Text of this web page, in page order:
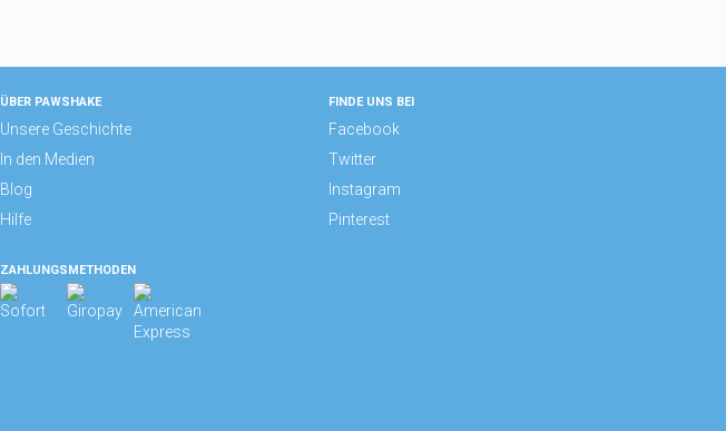
ÜBER PAWSHAKE
Unsere Geschichte
In den Medien
Blog
Hilfe
FINDE UNS BEI
Facebook
Twitter
Instagram
Pinterest
ZAHLUNGSMETHODEN